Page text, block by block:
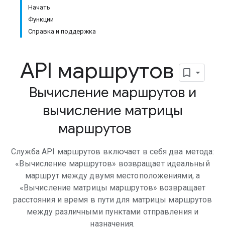
Начать
Функции
Справка и поддержка
API маршрутов
Вычисление маршрутов и
вычисление матрицы
маршрутов
Служба API маршрутов включает в себя два метода:
«Вычисление маршрутов» возвращает идеальный
маршрут между двумя местоположениями, а
«Вычисление матрицы маршрутов» возвращает
расстояния и время в пути для матрицы маршрутов
между различными пунктами отправления и
назначения.